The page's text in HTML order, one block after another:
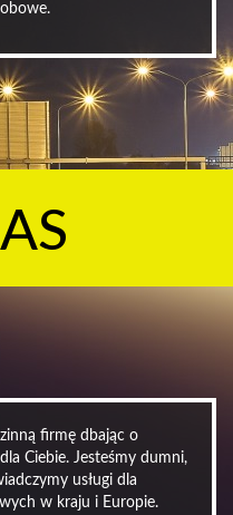
firmę dbając o
Ciebie. Jesteśmy dumni,
usługi dla
w kraju i Europie.